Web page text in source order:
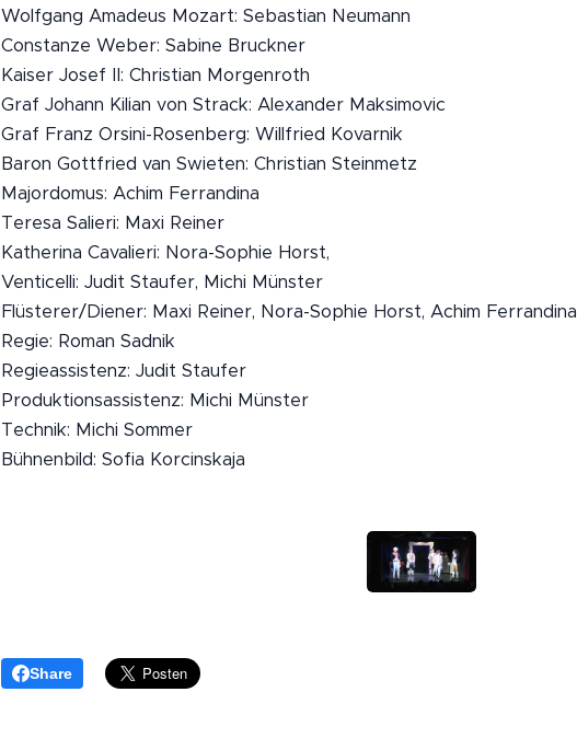
Wolfgang Amadeus Mozart: Sebastian Neumann
Constanze Weber: Sabine Bruckner
Kaiser Josef II: Christian Morgenroth
Graf Johann Kilian von Strack: Alexander Maksimovic
Graf Franz Orsini-Rosenberg: Willfried Kovarnik
Baron Gottfried van Swieten: Christian Steinmetz
Majordomus: Achim Ferrandina
Teresa Salieri: Maxi Reiner
Katherina Cavalieri: Nora-Sophie Horst,
Venticelli: Judit Staufer, Michi Münster
Flüsterer/Diener: Maxi Reiner, Nora-Sophie Horst, Achim Ferrandina
Regie: Roman Sadnik
Regieassistenz: Judit Staufer
Produktionsassistenz: Michi Münster
Technik: Michi Sommer
Bühnenbild: Sofia Korcinskaja
Share